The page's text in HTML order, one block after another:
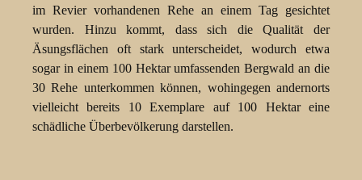
im Revier vorhandenen Rehe an einem Tag gesichtet
wurden. Hinzu kommt, dass sich die Qualität der
Äsungsflächen oft stark unterscheidet, wodurch etwa
sogar in einem 100 Hektar umfassenden Bergwald an die
30 Rehe unterkommen können, wohingegen andernorts
vielleicht bereits 10 Exemplare auf 100 Hektar eine
schädliche Überbevölkerung darstellen.